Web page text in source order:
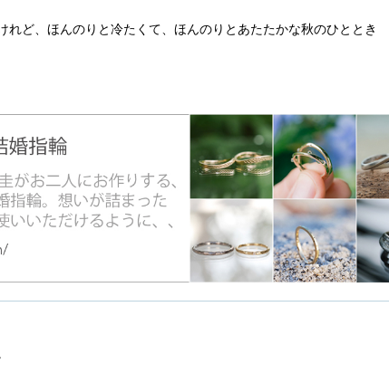
れど、ほんのりと冷たくて、ほんのりとあたたかな秋のひととき